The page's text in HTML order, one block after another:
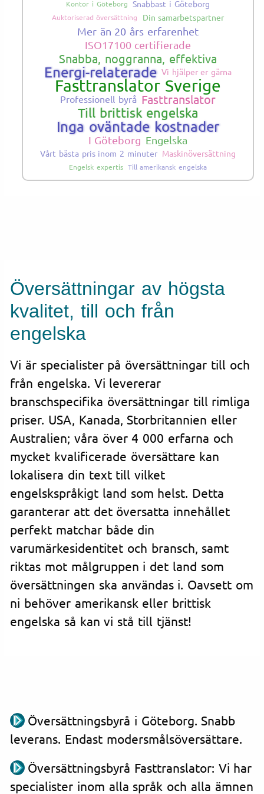
Kontor i Göteborg Snabbast i Göteborg
Auktoriserad översättning Din samarbetspartner
Mer än 20 års erfarenhet
ISO17100 certifierade
Snabba, noggranna, effektiva
Energi-relaterade Vi hjälper er gärna
Fasttranslator Sverige
Professionell byrå Fasttranslator
Till brittisk engelska
Inga oväntade kostnader
I Göteborg Engelska
Vårt bästa pris inom 2 minuter Maskinöversättning
Engelsk expertis Till amerikansk engelska
Översättningar av högsta
kvalitet, till och från
engelska
Vi är specialister på översättningar till och
från engelska. Vi levererar
branschspecifika översättningar till rimliga
priser. USA, Kanada, Storbritannien eller
Australien; våra över 4 000 erfarna och
mycket kvalificerade översättare kan
lokalisera din text till vilket
engelskspråkigt land som helst. Detta
garanterar att det översatta innehållet
perfekt matchar både din
varumärkesidentitet och bransch, samt
riktas mot målgruppen i det land som
översättningen ska användas i. Oavsett om
ni behöver amerikansk eller brittisk
engelska så kan vi stå till tjänst!
Översättningsbyrå i Göteborg. Snabb
leverans. Endast modersmålsöversättare.
Översättningsbyrå Fasttranslator: Vi har
specialister inom alla språk och alla ämnen